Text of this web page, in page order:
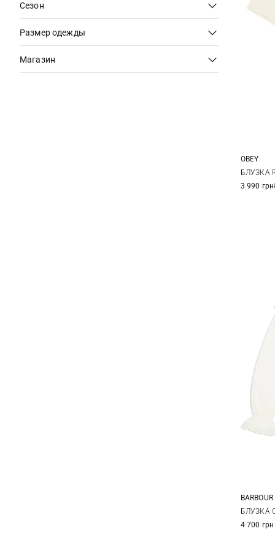
Сезон
Размер одежды
Магазин
XS
OBEY
БЛУЗКА
3 990 грн
8
BARBOUR
БЛУЗКА
4 700 грн